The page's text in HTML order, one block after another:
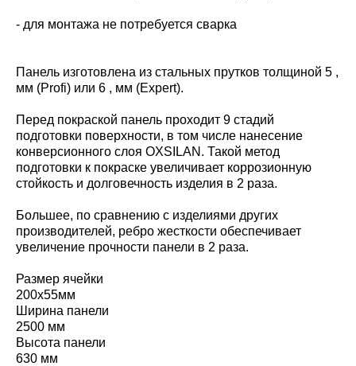
- для монтажа не потребуется сварка
Панель изготовлена из стальных прутков толщиной 5 ,
мм (Profi) или 6 , мм (Expert).
Перед покраской панель проходит 9 стадий
подготовки поверхности, в том числе нанесение
конверсионного слоя OXSILAN. Такой метод
подготовки к покраске увеличивает коррозионную
стойкость и долговечность изделия в 2 раза.
Большее, по сравнению с изделиями других
производителей, ребро жесткости обеспечивает
увеличение прочности панели в 2 раза.
Размер ячейки
200х55мм
Ширина панели
2500 мм
Высота панели
630 мм